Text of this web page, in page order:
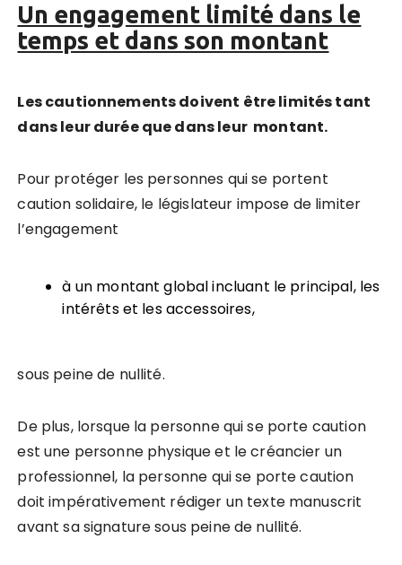
Un engagement limité dans le
temps et dans son montant
Les cautionnements doivent être limités tant
dans leur durée que dans leur montant.
Pour protéger les personnes qui se portent
caution solidaire, le législateur impose de limiter
l’engagement
à un montant global incluant le principal, les
intérêts et les accessoires,
sous peine de nullité.
De plus, lorsque la personne qui se porte caution
est une personne physique et le créancier un
professionnel, la personne qui se porte caution
doit impérativement rédiger un texte manuscrit
avant sa signature sous peine de nullité.